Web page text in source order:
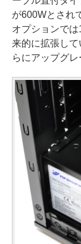
が600Wとされ
オプションで
来的に拡張し
らにアップグレ